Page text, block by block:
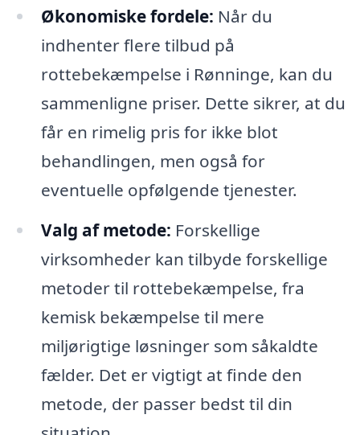
Økonomiske fordele: Når du
indhenter flere tilbud på
rottebekæmpelse i Rønninge, kan du
sammenligne priser. Dette sikrer, at du
får en rimelig pris for ikke blot
behandlingen, men også for
eventuelle opfølgende tjenester.
Valg af metode: Forskellige
virksomheder kan tilbyde forskellige
metoder til rottebekæmpelse, fra
kemisk bekæmpelse til mere
miljørigtige løsninger som såkaldte
fælder. Det er vigtigt at finde den
metode, der passer bedst til din